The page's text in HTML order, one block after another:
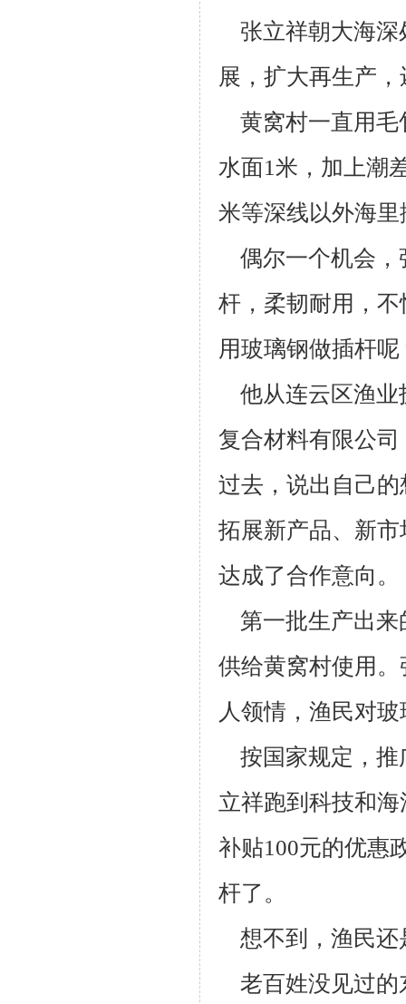
张立祥朝大海深
展，扩大再生产
黄窝村一直用毛
水面1米，加上潮
米等深线以外海里
偶尔一个机会，
杆，柔韧耐用，
用玻璃钢做插杆呢
他从连云区渔业
复合材料有限公
过去，说出自己的
拓展新产品、新
达成了合作意向。
第一批生产出来
供给黄窝村使用
人领情，渔民对玻
按国家规定，推
立祥跑到科技和
补贴100元的优惠
杆了。
想不到，渔民还
老百姓没见过的